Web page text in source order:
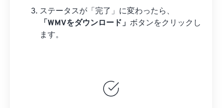
ステータスが「完了」に変わったら、
「WMVをダウンロード」 ボタンをクリックし
ます。